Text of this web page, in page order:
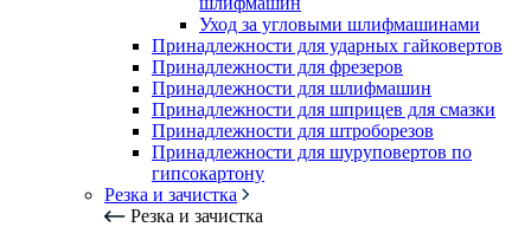
Уход за угловыми шлифмашинами
Принадлежности для ударных гайковертов
Принадлежности для фрезеров
Принадлежности для шлифмашин
Принадлежности для шприцев для смазки
Принадлежности для штроборезов
Принадлежности для шуруповертов по
гипсокартону
Резка и зачистка
Резка и зачистка